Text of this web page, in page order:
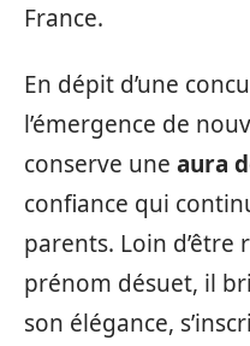
France.
En dépit d’une
l’émergence de
conserve une aura
confiance qui
parents. Loin d’être
prénom désuet, il
son élégance,